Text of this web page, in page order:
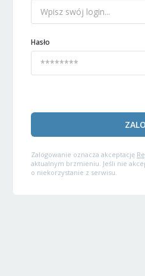
Hasło
Zalogowanie oznacza akceptację
aktualnym brzmieniu. Jeśli nie
o niekorzystanie z serwisu.